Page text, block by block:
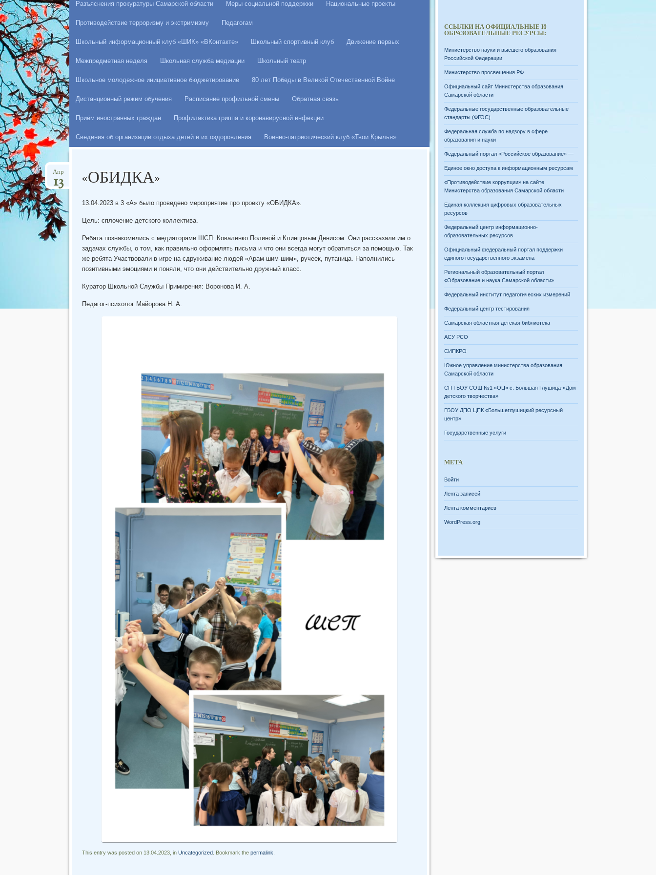
Разъяснения прокуратуры Самарской области Меры социальной поддержки Национальные проекты
Противодействие терроризму и экстримизму Педагогам
Школьный информационный клуб «ШИК» «ВКонтакте» Школьный спортивный клуб Движение первых
Межпредметная неделя Школьная служба медиации Школьный театр
Школьное молодежное инициативное бюджетирование 80 лет Победы в Великой Отечественной Войне
Дистанционный режим обучения Расписание профильной смены Обратная связь
Приём иностранных граждан Профилактика гриппа и коронавирусной инфекции
Сведения об организации отдыха детей и их оздоровления Военно-патриотический клуб «Твои Крылья»
«ОБИДКА»
Апр
13
13.04.2023 в 3 «А» было проведено мероприятие про проекту «ОБИДКА».
Цель: сплочение детского коллектива.
Ребята познакомились с медиаторами ШСП: Коваленко Полиной и Клинцовым Денисом. Они рассказали им о
задачах службы, о том, как правильно оформлять письма и что они всегда могут обратиться за помощью. Так
же ребята Участвовали в игре на сдруживание людей «Арам-шим-шим», ручеек, путаница. Наполнились
позитивными эмоциями и поняли, что они действительно дружный класс.
Куратор Школьной Службы Примирения: Воронова И. А.
Педагог-психолог Майорова Н. А.
This entry was posted on 13.04.2023, in Uncategorized . Bookmark the permalink
ССЫЛКИ НА ОФИЦИАЛЬНЫЕ И
ОБРАЗОВАТЕЛЬНЫЕ РЕСУРСЫ:
Министерство науки и высшего образования
Российской Федерации
Министерство просвещения РФ
Официальный сайт Министерства образования
Самарской области
Федеральные государственные образовательные
стандарты (ФГОС)
Федеральная служба по надзору в сфере
образования и науки
Федеральный портал «Российское образование» —
Единое окно доступа к информационным ресурсам
«Противодействие коррупции» на сайте
Министерства образования Самарской области
Единая коллекция цифровых образовательных
ресурсов
Федеральный центр информационно-
образовательных ресурсов
Официальный федеральный портал поддержки
единого государственного экзамена
Региональный образовательный портал
«Образование и наука Самарской области»
Федеральный институт педагогических измерений
Федеральный центр тестирования
Самарская областная детская библиотека
АСУ РСО
СИПКРО
Южное управление министерства образования
Самарской области
СП ГБОУ СОШ №1 «ОЦ» с. Большая Глушица-«Дом
детского творчества»
ГБОУ ДПО ЦПК «Большеглушицкий ресурсный
центр»
Государственные услуги
МЕТА
Войти
Лента записей
Лента комментариев
WordPress.org